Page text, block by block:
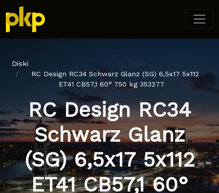
Diski
RC Design RC34 Schwarz Glanz (SG) 6,5x17 5x112
ET41 CB57,1 60° 750 kg 353277
RC Design RC34
Schwarz Glanz
(SG) 6,5x17 5x112
ET41 CB57,1 60°